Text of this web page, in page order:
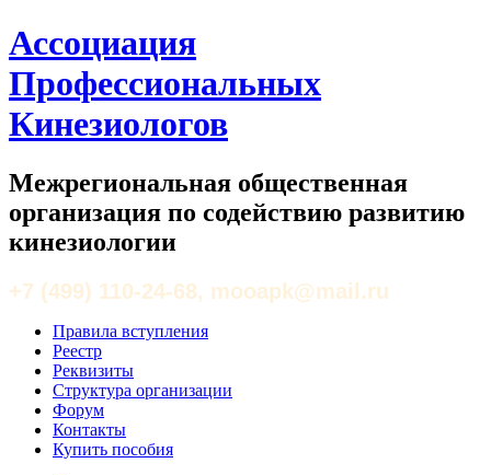
Ассоциация
Профессиональных
Кинезиологов
Межрегиональная общественная
организация по содействию развитию
кинезиологии
+7 (499) 110-24-68, mooapk@mail.ru
Правила вступления
Реестр
Реквизиты
Структура организации
Форум
Контакты
Купить пособия